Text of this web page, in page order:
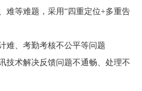
难等难题，采用“四重定位+多重告
难、考勤考核不公平等问题
技术解决反馈问题不通畅、处理不